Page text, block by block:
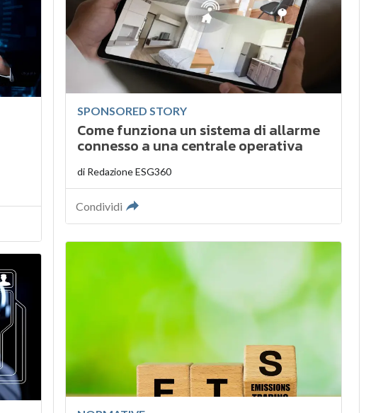
SPONSORED STORY
Come funziona un sistema di allarme
connesso a una centrale operativa
di Redazione ESG360
Condividi